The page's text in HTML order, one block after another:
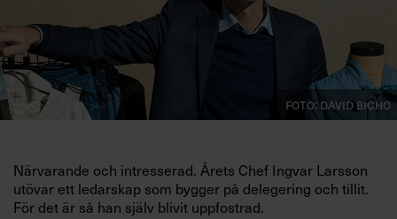
Foto: David Bicho
Närvarande och intresserad. Årets Chef Ingvar Larsson
utövar ett ledarskap som bygger på delegering och tillit.
För det är så han själv blivit uppfostrad.